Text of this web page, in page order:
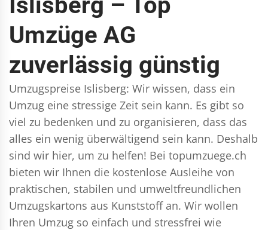
Umzüge AG
zuverlässig günstig
Umzugspreise Islisberg: Wir wissen, dass ein
Umzug eine stressige Zeit sein kann. Es gibt so
viel zu bedenken und zu organisieren, dass das
alles ein wenig überwältigend sein kann. Deshalb
sind wir hier, um zu helfen! Bei topumzuege.ch
bieten wir Ihnen die kostenlose Ausleihe von
praktischen, stabilen und umweltfreundlichen
Umzugskartons aus Kunststoff an. Wir wollen
Ihren Umzug so einfach und stressfrei wie